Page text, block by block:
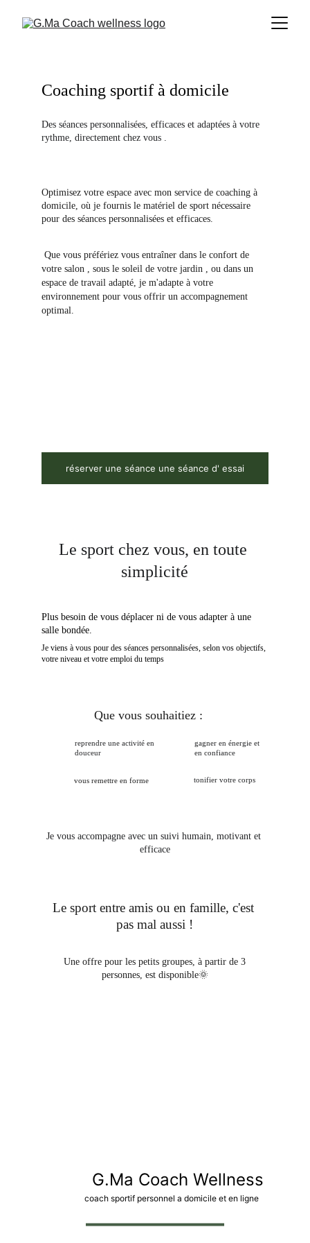
Optimisez votre espace avec mon service de coaching à
domicile, où je fournis le matériel de sport nécessaire
pour des séances personnalisées et efficaces.
Que vous préfériez vous entraîner dans le confort de
votre salon , sous le soleil de votre jardin , ou dans un
espace de travail adapté, je m'adapte à votre
environnement pour vous offrir un accompagnement
optimal.
Coaching sportif à domicile
Des séances personnalisées, efficaces et adaptées à votre
rythme, directement chez vous .
réserver une séance une séance d' essai
Le sport chez vous, en toute
simplicité
Plus besoin de vous déplacer ni de vous adapter à une
salle bondée.
Je viens à vous pour des séances personnalisées, selon vos objectifs,
votre niveau et votre emploi du temps
Que vous souhaitiez :
vous remettre en forme
reprendre une activité en
douceur
tonifier votre corps
gagner en énergie et
en confiance
Je vous accompagne avec un suivi humain, motivant et
efficace
Le sport entre amis ou en famille, c'est
pas mal aussi !
personnes, est disponible🌞
G.Ma Coach Wellness
coach sportif personnel a domicile et en ligne